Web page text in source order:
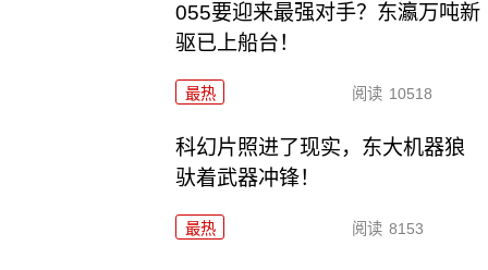
055要迎来最强对手？东瀛万吨新
驱已上船台！
最热 阅读 10518
科幻片照进了现实，东大机器狼
驮着武器冲锋！
最热 阅读 8153